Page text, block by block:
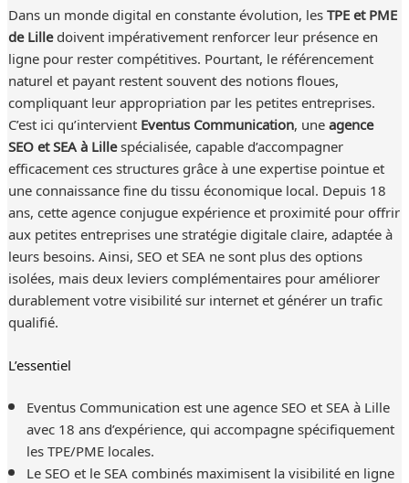
Dans un monde digital en constante évolution, lesTPE et PME
de Lilledoivent impérativement renforcer leur présence en
ligne pour rester compétitives. Pourtant, le référencement
naturel et payant restent souvent des notions floues,
compliquant leur appropriation par les petites entreprises.
C’est ici qu’intervientEventus Communication, uneagence
SEO et SEA à Lillespécialisée, capable d’accompagner
efficacement ces structures grâce à une expertise pointue et
une connaissance fine du tissu économique local. Depuis 18
ans, cette agence conjugue expérience et proximité pour offrir
aux petites entreprises une stratégie digitale claire, adaptée à
leurs besoins. Ainsi, SEO et SEA ne sont plus des options
isolées, mais deux leviers complémentaires pour améliorer
durablement votre visibilité sur internet et générer un trafic
qualifié.
L’essentiel
Eventus Communication est une agence SEO et SEA à Lille
avec 18 ans d’expérience, qui accompagne spécifiquement
les TPE/PME locales.
Le SEO et le SEA combinés maximisent la visibilité en ligne